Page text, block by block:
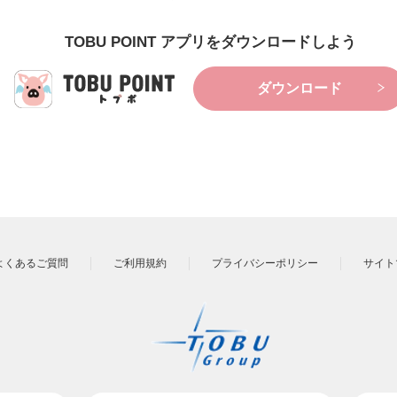
TOBU POINT アプリをダウンロードしよう
ダウンロード
くあるご質問 ご利用規約 プライバシーポリシー サイ